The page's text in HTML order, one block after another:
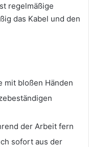
regelmäßige
das Kabel und den
mit bloßen Händen
der Arbeit fern
sofort aus der